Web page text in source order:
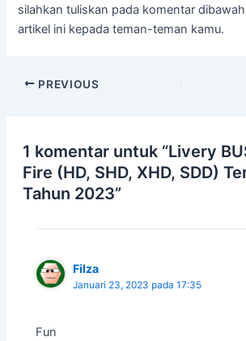
silahkan tuliskan pada komentar
artikel ini kepada teman-teman kamu.
PREVIOUS
1 komentar untuk “Livery
Fire (HD, SHD, XHD, SDD)
Tahun 2023”
Filza
Januari 23, 2023 pada 17:35
Fun